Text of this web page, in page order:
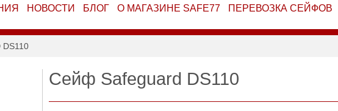
НОВОСТИ БЛОГ О МАГАЗИНЕ SAFE77 ПЕРЕВОЗКА СЕЙФОВ
Сейф Safeguard DS110